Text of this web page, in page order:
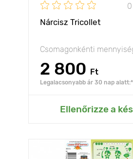
Nárcisz Tricollet
Csomagonkénti
2 800 Ft
Legalacsonyabb ár 30 nap
Ellenőrizze a